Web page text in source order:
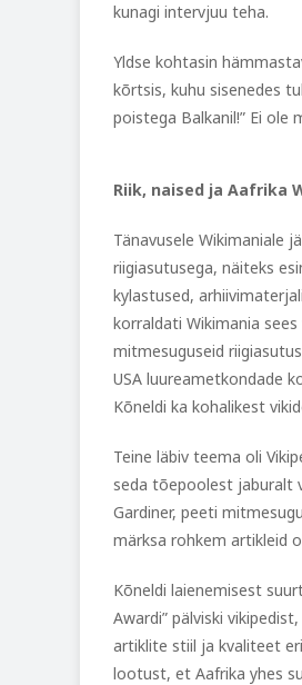
kunagi intervjuu teha.
Yldse kohtasin
kõrtsis, kuhu sisenedes
poistega Balkanil!” Ei ole
Riik, naised ja Aafrika
Tänavusele Wikimaniale
riigiasutusega, näiteks
kylastused,
korraldati Wikimania
mitmesuguseid
USA luureametkondade
Kõneldi ka kohalikest
Teine läbiv teema oli
seda tõepoolest jaburalt
Gardiner, peeti
märksa rohkem artikleid
Kõneldi laienemisest
Awardi” pälviski
artiklite stiil ja kvaliteet
lootust, et Aafrika yhes